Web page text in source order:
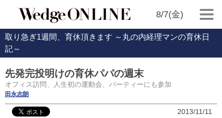
8/7(金)
取り急ぎ1週間、育休頂きます ～丸の内経理マンの育休日
記～
先発完投明けの育休パパの週末
オフィス訪問、人生初の運動会、パーティーにも参加
田永志朗
2013/11/11